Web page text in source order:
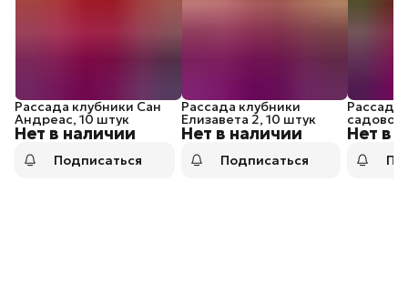
Нет в наличии
Рассада клубники Сан
Андреас, 10 штук
Подписаться
Нет в наличии
Рассада клубники
Елизавета 2, 10 штук
Подписаться
Нет в
Рассада
садовой
Максим
штук